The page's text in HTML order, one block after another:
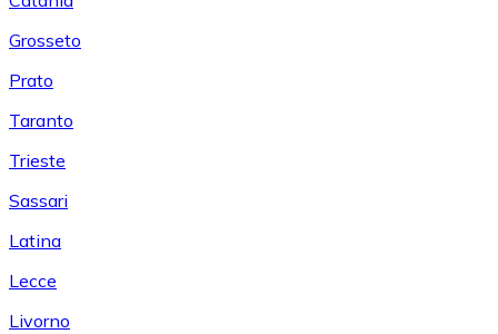
Grosseto
Prato
Taranto
Trieste
Sassari
Latina
Lecce
Livorno